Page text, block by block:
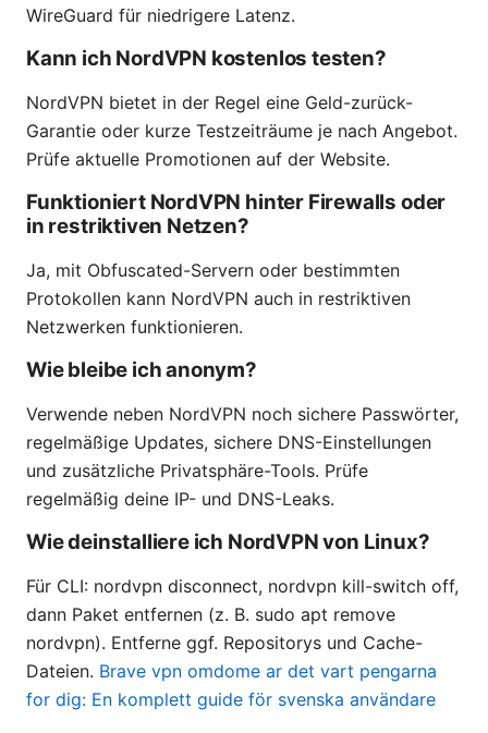
WireGuard für niedrigere Latenz.
Kann ich NordVPN kostenlos testen?
NordVPN bietet in der Regel eine Geld-zurück-
Garantie oder kurze Testzeiträume je nach Angebot.
Prüfe aktuelle Promotionen auf der Website.
Funktioniert NordVPN hinter Firewalls oder
in restriktiven Netzen?
Ja, mit Obfuscated-Servern oder bestimmten
Protokollen kann NordVPN auch in restriktiven
Netzwerken funktionieren.
Wie bleibe ich anonym?
Verwende neben NordVPN noch sichere Passwörter,
regelmäßige Updates, sichere DNS-Einstellungen
und zusätzliche Privatsphäre-Tools. Prüfe
regelmäßig deine IP- und DNS-Leaks.
Wie deinstalliere ich NordVPN von Linux?
Für CLI: nordvpn disconnect, nordvpn kill-switch off,
dann Paket entfernen (z. B. sudo apt remove
nordvpn). Entferne ggf. Repositorys und Cache-
Dateien. Brave vpn omdome ar det vart pengarna
for dig: En komplett guide för svenska användare